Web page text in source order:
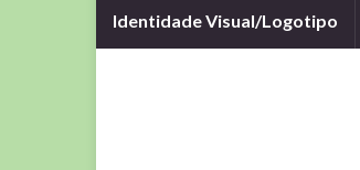
Identidade Visual/Logotipo